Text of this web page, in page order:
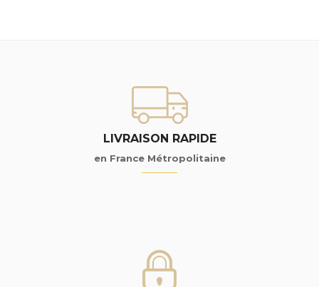
LIVRAISON RAPIDE
en France Métropolitaine